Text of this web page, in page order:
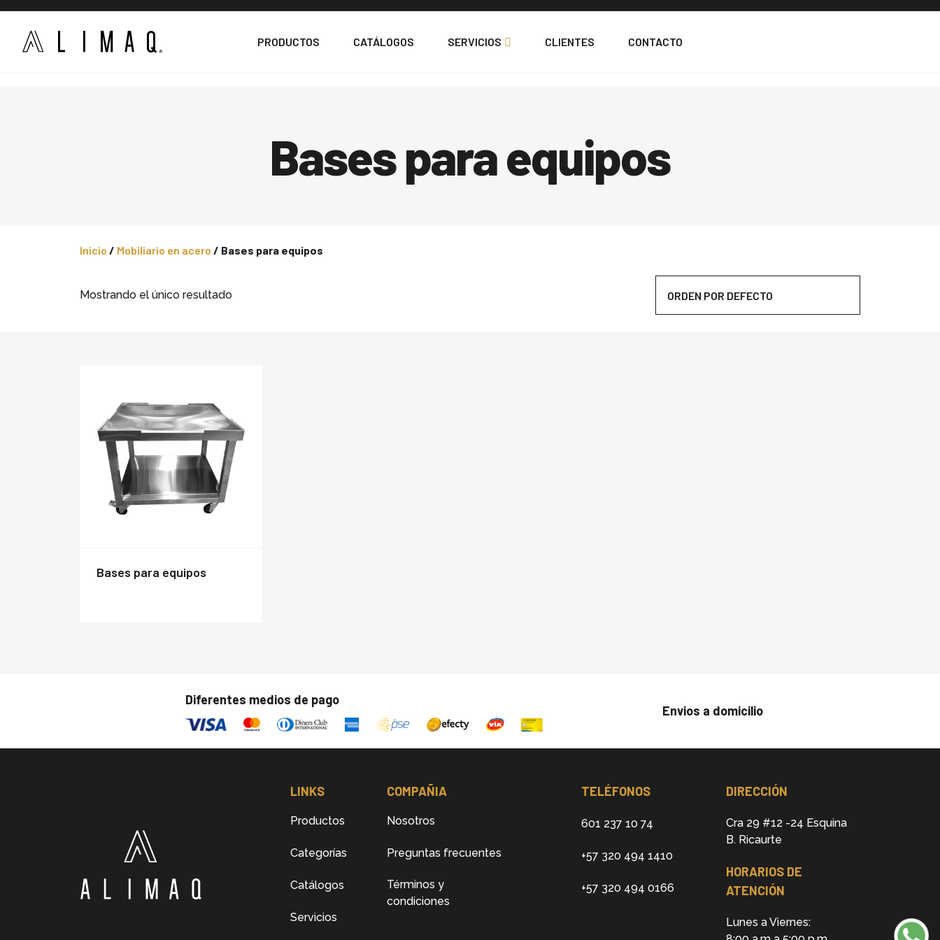
PRODUCTOS CATÁLOGOS SERVICIOS CLIENTES CONTACTO
Bases para equipos
Inicio / Mobiliario en acero / Bases para equipos
Mostrando el único resultado
bases para equipos
Diferentes medios de pago
Envios a domicilio
LINKS
Productos
Categorías
Catálogos
Servicios
COMPAÑIA
Nosotros
Preguntas frecuentes
Términos y
condiciones
TELÉFONOS
601 237 10 74
+57 320 494 1410
+57 320 494 0166
DIRECCIÓN
Cra 29 #12 -24 Esquina
B. Ricaurte
HORARIOS DE
ATENCIÓN
Lunes a Viernes: